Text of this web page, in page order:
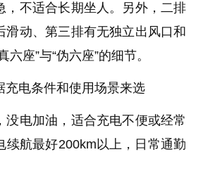
，不适合长期坐人。另外，二排
滑动、第三排有无独立出风口和
六座”与“伪六座”的细节。
充电条件和使用场景来选
没电加油，适合充电不便或经常
续航最好200km以上，日常通勤